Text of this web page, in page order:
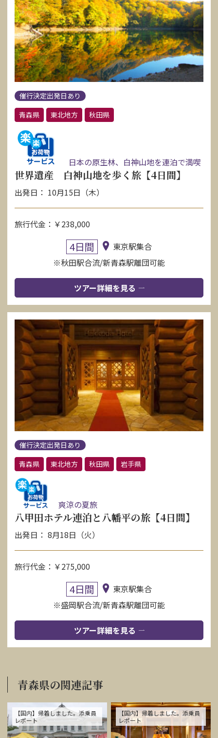
催行決定出発日あり
青森県
東北地方 秋田県
日本の原生林、白神山地を連泊で満喫
世界遺産 白神山地を歩く旅【4日間】
出発日： 10月15日（木）
旅行代金：￥238,000
4日間
東京駅集合
※秋田駅合流/新青森駅離団可能
ツアー詳細を見る
催行決定出発日あり
青森県
東北地方 秋田県 岩手県
爽涼の夏旅
八甲田ホテル連泊と八幡平の旅【4日間】
出発日： 8月18日（火）
旅行代金：￥275,000
4日間
東京駅集合
※盛岡駅合流/新青森駅離団可能
ツアー詳細を見る
青森県の関連記事
【国内】帰着しました。添乗員
レポート
【国内】帰着しました。添乗員
レポート